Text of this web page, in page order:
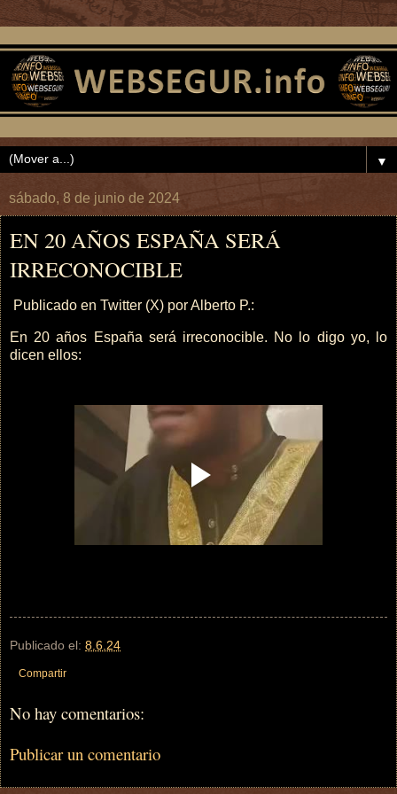
▼
sábado, 8 de junio de 2024
EN 20 AÑOS ESPAÑA SERÁ
IRRECONOCIBLE
Publicado en Twitter (X) por Alberto P.:
En 20 años España será irreconocible. No lo digo yo, lo
dicen ellos:
Publicado el: 8.6.24
Compartir
No hay comentarios:
Publicar un comentario